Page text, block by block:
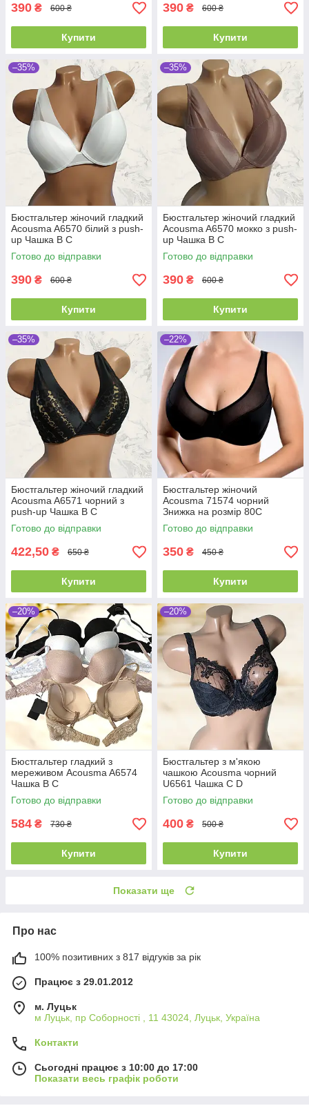
390 ₴ 600 ₴
Купити
390 ₴ 600 ₴
Купити
–35%
Бюстгальтер жіночий гладкий
Acousma A6570 білий з push-
up Чашка B C
Готово до відправки
390 ₴ 600 ₴
Купити
–35%
Бюстгальтер жіночий гладкий
Acousma A6570 мокко з push-
up Чашка B C
Готово до відправки
390 ₴ 600 ₴
Купити
–35%
Бюстгальтер жіночий гладкий
Acousma A6571 чорний з
push-up Чашка B C
Готово до відправки
422,50 ₴ 650 ₴
Купити
–22%
Бюстгальтер жіночий
Acousma 71574 чорний
Знижка на розмір 80С
Готово до відправки
350 ₴ 450 ₴
Купити
–20%
Бюстгальтер гладкий з
мереживом Acousma A6574
Чашка B C
Готово до відправки
584 ₴ 730 ₴
Купити
–20%
Бюстгальтер з м'якою
чашкою Acousma чорний
U6561 Чашка C D
Готово до відправки
400 ₴ 500 ₴
Купити
Показати ще
Про нас
100% позитивних з 817 відгуків за рік
Працює з 29.01.2012
м. Луцьк
м Луцьк, пр Соборності , 11 43024, Луцьк, Україна
Контакти
Сьогодні працює з 10:00 до 17:00
Показати весь графік роботи